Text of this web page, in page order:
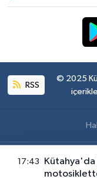
RSS
© 2025
17:43
Kütahya'da